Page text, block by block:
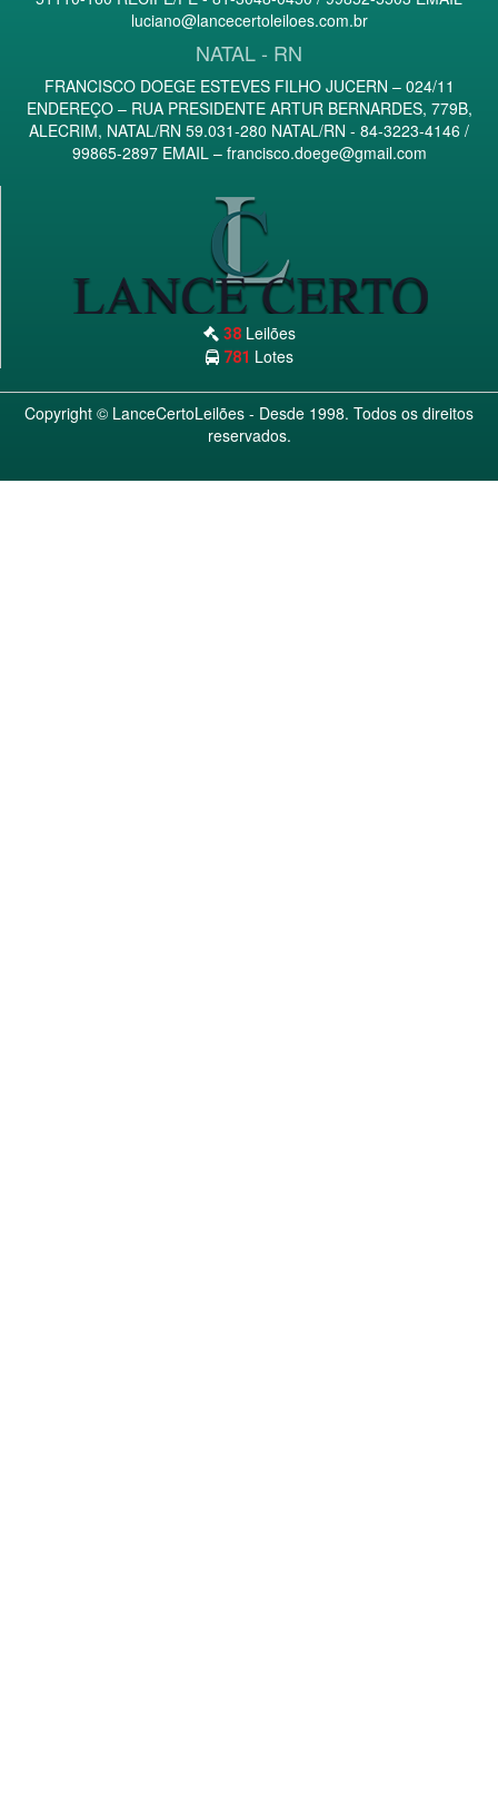
luciano@lancecertoleiloes.com.br
NATAL - RN
FRANCISCO DOEGE ESTEVES FILHO JUCERN – 024/11
ENDEREÇO – RUA PRESIDENTE ARTUR BERNARDES, 779B,
ALECRIM, NATAL/RN 59.031-280 NATAL/RN - 84-3223-4146 /
99865-2897 EMAIL – francisco.doege@gmail.com
38 Leilões
781 Lotes
Copyright © LanceCertoLeilões - Desde 1998. Todos os direitos
reservados.